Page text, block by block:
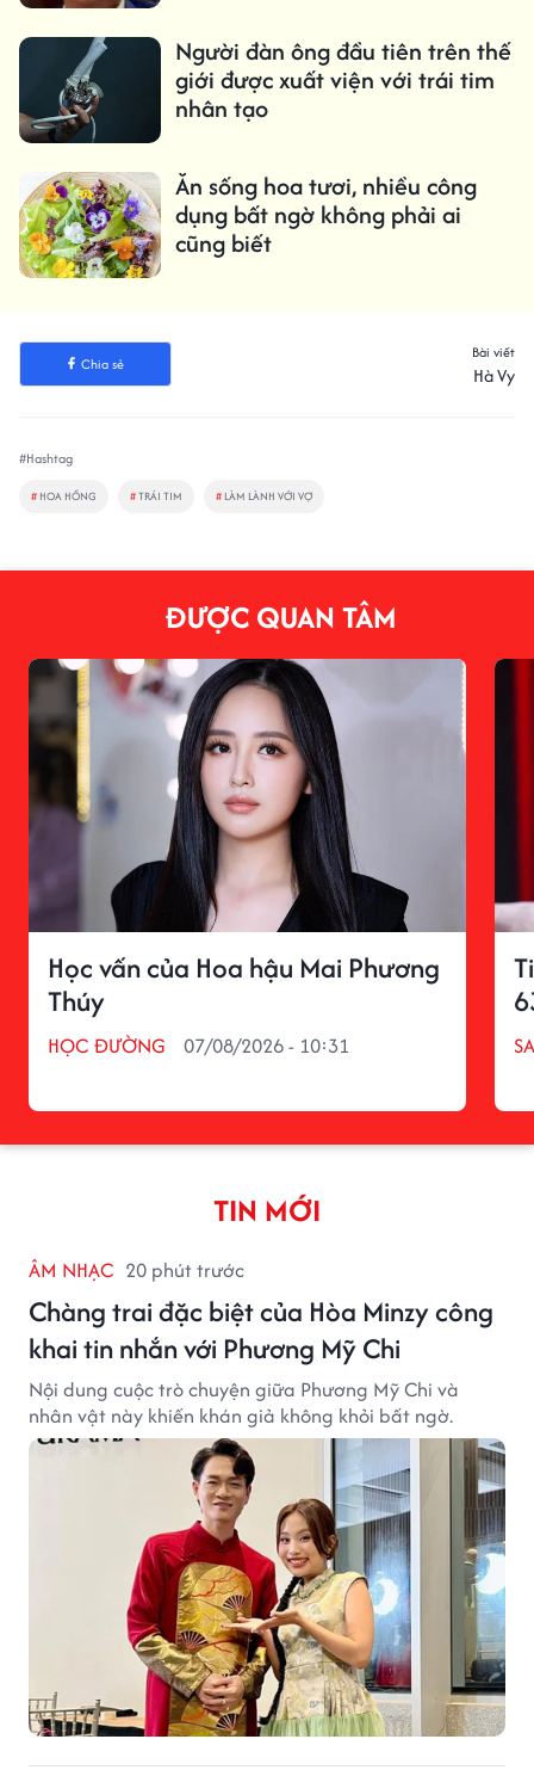
Người đàn ông đầu tiên trên thế
giới được xuất viện với trái tim
nhân tạo
Ăn sống hoa tươi, nhiều công
dụng bất ngờ không phải ai
cũng biết
Chia sẻ
Bài viết
Hà Vy
#Hashtag
# HOA HỒNG #TRÁI TIM # LÀM LÀNH VỚI VỢ
ĐƯỢC QUAN TÂM
Học vấn của Hoa hậu Mai Phương
Thúy
HỌC ĐƯỜNG 07/08/2026 - 10:31
TIN MỚI
ÂM NHẠC 20 phút trước
Chàng trai đặc biệt của Hòa Minzy công
khai tin nhắn với Phương Mỹ Chi
Nội dung cuộc trò chuyện giữa Phương Mỹ Chi và
nhân vật này khiến khán giả không khỏi bất ngờ.